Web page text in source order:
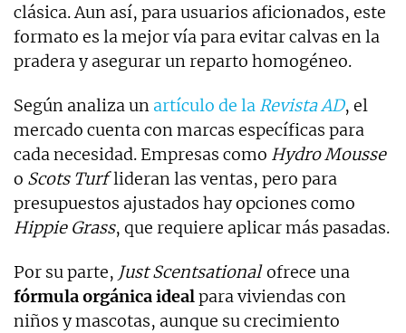
clásica. Aun así, para usuarios aficionados, este
formato es la mejor vía para evitar calvas en la
pradera y asegurar un reparto homogéneo.
Según analiza un artículo de la Revista AD, el
mercado cuenta con marcas específicas para
cada necesidad. Empresas como Hydro Mousse
o Scots Turflideran las ventas, pero para
presupuestos ajustados hay opciones como
Hippie Grass, que requiere aplicar más pasadas.
Por su parte, Just Scentsationalofrece una
fórmula orgánica idealpara viviendas con
niños y mascotas, aunque su crecimiento